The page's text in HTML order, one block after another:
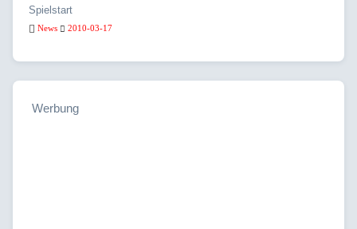
Spielstart
News 2010-03-17
Werbung